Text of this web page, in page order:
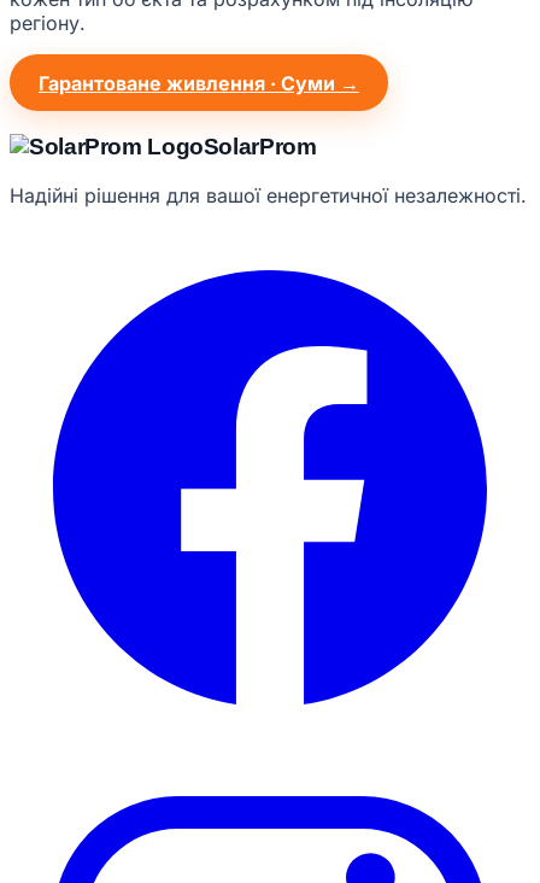
регіону.
Гарантоване живлення · Суми →
SolarProm
Надійні рішення для вашої енергетичної незалежності.